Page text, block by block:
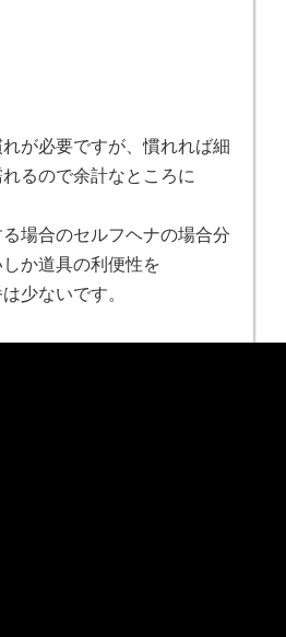
が必要ですが、慣れれば細
るので余計なところに
場合のセルフヘナの場合分
か道具の利便性を
少ないです。